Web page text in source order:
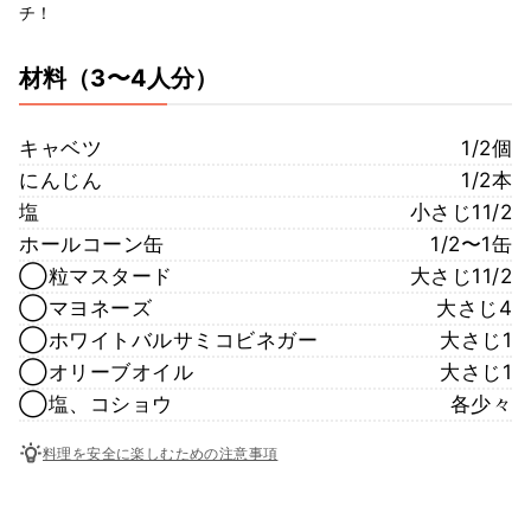
チ！
材料（3〜4人分）
キャベツ
1/2個
にんじん
1/2本
塩
小さじ11/2
ホールコーン缶
1/2〜1缶
◯粒マスタード
大さじ11/2
◯マヨネーズ
大さじ4
◯ホワイトバルサミコビネガー
大さじ1
◯オリーブオイル
大さじ1
◯塩、コショウ
各少々
料理を安全に楽しむための注意事項